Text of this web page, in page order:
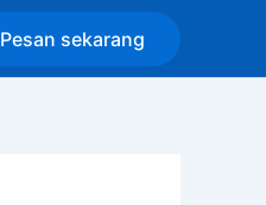
Pesan sekarang